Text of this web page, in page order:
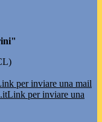
per inviare una mail
Link per inviare una